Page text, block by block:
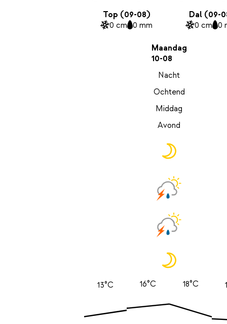
Top (09-08)
0 cm 0 mm
Dal (09-
0 cm 0
Maandag
10-08
Nacht
Ochtend
Middag
Avond
13°C 16°C 18°C